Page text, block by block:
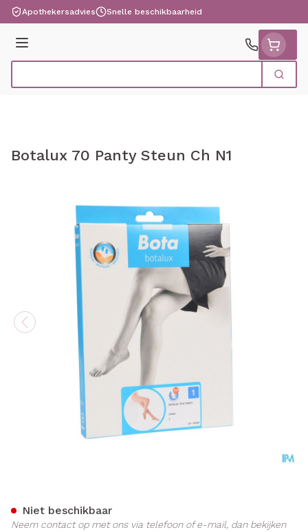
Ga naar de inhoud
Apothekersadvies Snelle beschikbaarheid
Menu
Zoek
Botalux 70 Panty Steun Ch N1
Niet beschikbaar
Neem contact op met ons via telefoon of e-mail, dan bekijken